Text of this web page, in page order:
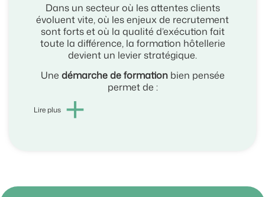
Dans un secteur où les attentes clients
évoluent vite, où les enjeux de recrutement
sont forts et où la qualité d’exécution fait
toute la différence, la formation hôtellerie
devient un levier stratégique.
Une démarche de formationbien pensée
permet de :
Lire plus +